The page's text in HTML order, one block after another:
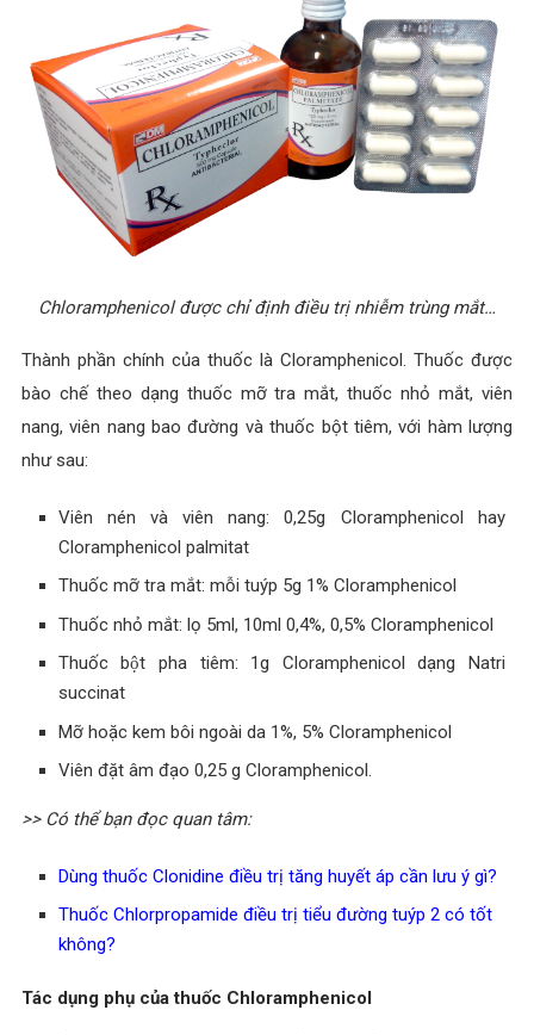
Chloramphenicol được chỉ định điều trị nhiễm trùng mắt…
Thành phần chính của thuốc là Cloramphenicol. Thuốc được
bào chế theo dạng thuốc mỡ tra mắt, thuốc nhỏ mắt, viên
nang, viên nang bao đường và thuốc bột tiêm, với hàm lượng
như sau:
Viên nén và viên nang: 0,25g Cloramphenicol hay
Cloramphenicol palmitat
Thuốc mỡ tra mắt: mỗi tuýp 5g 1% Cloramphenicol
Thuốc nhỏ mắt: lọ 5ml, 10ml 0,4%, 0,5% Cloramphenicol
Thuốc bột pha tiêm: 1g Cloramphenicol dạng Natri
succinat
Mỡ hoặc kem bôi ngoài da 1%, 5% Cloramphenicol
Viên đặt âm đạo 0,25 g Cloramphenicol.
>> Có thể bạn đọc quan tâm:
Dùng thuốc Clonidine điều trị tăng huyết áp cần lưu ý gì?
Thuốc Chlorpropamide điều trị tiểu đường tuýp 2 có tốt
không?
Tác dụng phụ của thuốc Chloramphenicol